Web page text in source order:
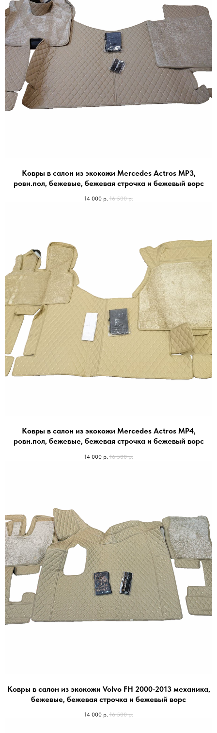
Ковры в салон из экокожи Mercedes Actros МР3,
ровн.пол, бежевые, бежевая строчка и бежевый ворс
14 000 р. 16 500 р.
Ковры в салон из экокожи Mercedes Actros МР4,
ровн.пол, бежевые, бежевая строчка и бежевый ворс
14 000 р. 16 500 р.
Ковры в салон из экокожи Volvo FH 2000-2013 механика,
бежевые, бежевая строчка и бежевый ворс
14 000 р. 16 500 р.